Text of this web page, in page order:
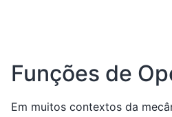
Funções de
Em muitos contextos da